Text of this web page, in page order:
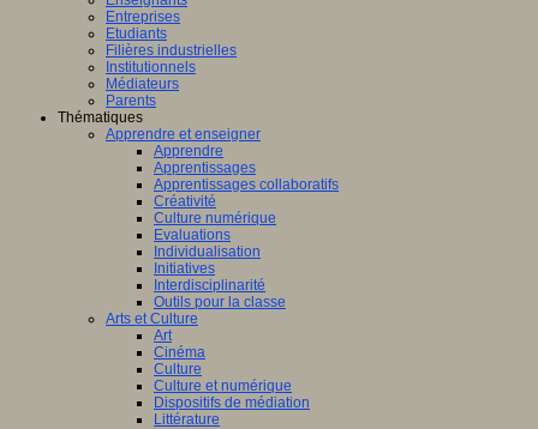
Entreprises
Etudiants
Filières industrielles
Institutionnels
Médiateurs
Parents
Thématiques
Apprendre et enseigner
Apprendre
Apprentissages
Apprentissages collaboratifs
Créativité
Culture numérique
Evaluations
Individualisation
Initiatives
Interdisciplinarité
Outils pour la classe
Arts et Culture
Art
Cinéma
Culture
Culture et numérique
Dispositifs de médiation
Littérature